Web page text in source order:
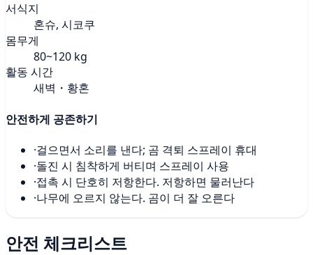
서식지
혼슈, 시코쿠
몸무게
80~120 kg
활동 시간
새벽・황혼
안전하게 공존하기
·걸으면서 소리를 낸다; 곰 격퇴 스프레이 휴대
·돌진 시 침착하게 버티며 스프레이 사용
·접촉 시 단호히 저항한다. 저항하면 물러난다
·나무에 오르지 않는다. 곰이 더 잘 오른다
안전 체크리스트